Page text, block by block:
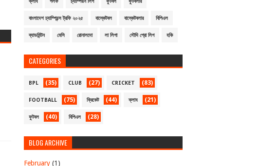
বাংলাদেশ চ্যাম্পিয়ন্স ট্রফি ২০২৫ বাস্কেটবল বাস্কেটবলার বিপিএল
ব্যাডমিন্টন মেসি রোনালদো লা লিগা সৌদি প্রো লিগ হকি
CATEGORIES
BPL (35) CLUB (27) CRICKET (83)
FOOTBALL (75) ক্রিকেট (44) ক্লাব (21)
ফুটবল (40) বিপিএল (28)
BLOG ARCHIVE
February (1)